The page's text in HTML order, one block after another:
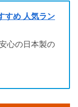
すめ 人気ラン
心の日本製の